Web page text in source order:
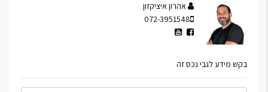
אהרון איציקזון
072-3951548
בקש מידע לגבי נכס זה